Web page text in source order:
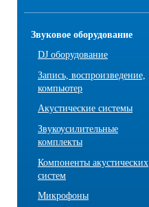
Звуковое оборудование
DJ оборудование
Запись, воспроизведение,
компьютер
Акустические системы
Звукоусилительные
комплекты
Компоненты акустических
систем
Микрофоны